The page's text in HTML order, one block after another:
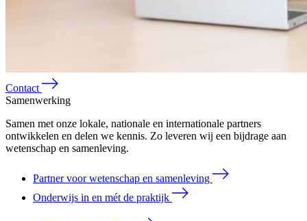
Contact
Samenwerking
Samen met onze lokale, nationale en internationale partners
ontwikkelen en delen we kennis. Zo leveren wij een bijdrage aan
wetenschap en samenleving.
Partner voor wetenschap en samenleving
Onderwijs in en mét de praktijk